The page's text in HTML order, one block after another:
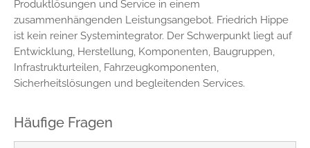
Produktlösungen und Service in einem
zusammenhängenden Leistungsangebot. Friedrich Hippe
ist kein reiner Systemintegrator. Der Schwerpunkt liegt auf
Entwicklung, Herstellung, Komponenten, Baugruppen,
Infrastrukturteilen, Fahrzeugkomponenten,
Sicherheitslösungen und begleitenden Services.
Häufige Fragen